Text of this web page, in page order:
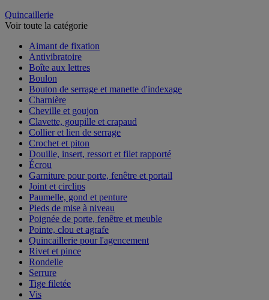
Quincaillerie
Voir toute la catégorie
Aimant de fixation
Antivibratoire
Boîte aux lettres
Boulon
Bouton de serrage et manette d'indexage
Charnière
Cheville et goujon
Clavette, goupille et crapaud
Collier et lien de serrage
Crochet et piton
Douille, insert, ressort et filet rapporté
Écrou
Garniture pour porte, fenêtre et portail
Joint et circlips
Paumelle, gond et penture
Pieds de mise à niveau
Poignée de porte, fenêtre et meuble
Pointe, clou et agrafe
Quincaillerie pour l'agencement
Rivet et pince
Rondelle
Serrure
Tige filetée
Vis